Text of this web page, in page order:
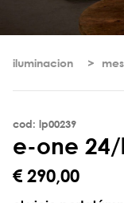
iluminacion
cod: lp00239
e-one 24/
€ 290,00